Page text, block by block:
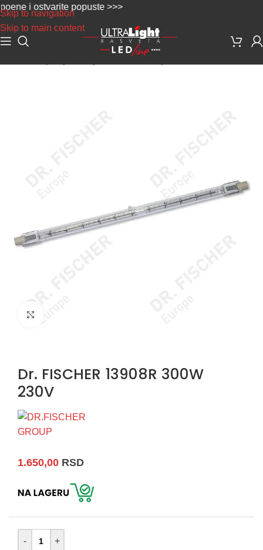
Skip to navigation
Skip to main content
i ostvarite popuste >>>
Dr. FISCHER 13908R 300W
230V
1.650,00 RSD
- +